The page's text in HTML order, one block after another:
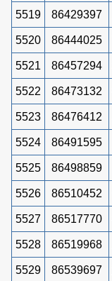
5519 86429397
5520 86444025
5521 86457294
5522 86473132
5523 86476412
5524 86491595
5525 86498859
5526 86510452
5527 86517770
5528 86519968
5529 86539697